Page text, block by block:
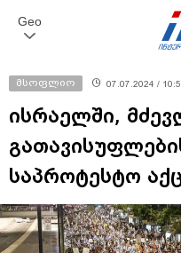
Geo
მსოფლიო 07.07.2024 /
ისრაელში,
საპროტესტო